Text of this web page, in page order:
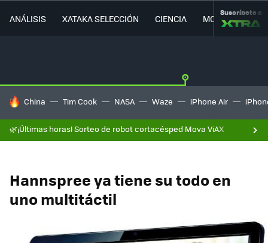
ANÁLISIS XATAKA SELECCIÓN CIENCIA MOVILIDAD
Suscríbete a
HOY SE HABLA DE
China Tim Cook NASA Waze iPhone Air
🌿¡Últimas horas! Sorteo de robot cortacésped Mova ViAX
Hannspree ya tiene su todo en
uno multitáctil